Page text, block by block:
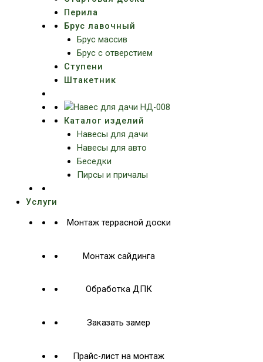
Перила
Брус лавочный
Брус массив
Брус с отверстием
Ступени
Штакетник
Каталог изделий
Навесы для дачи
Навесы для авто
Беседки
Пирсы и причалы
Услуги
Монтаж террасной доски
Монтаж сайдинга
Обработка ДПК
Заказать замер
Прайс-лист на монтаж